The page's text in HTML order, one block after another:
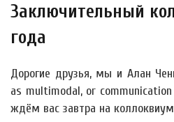
Заключительный
года
Дорогие друзья, мы и Алан
as multimodal, or
ждём вас завтра на